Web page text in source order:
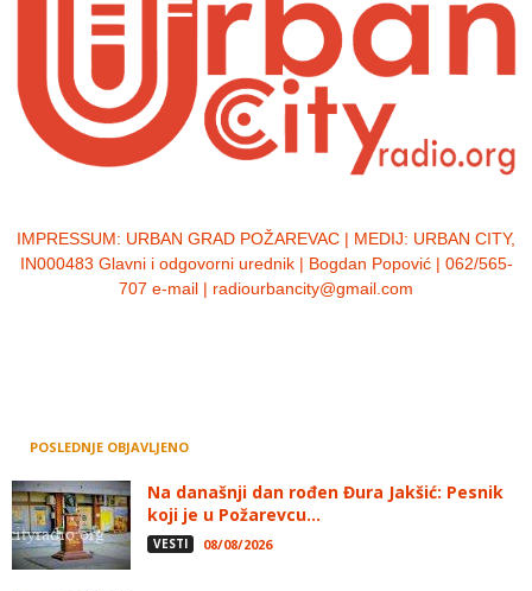
IMPRESSUM: URBAN GRAD POŽAREVAC | MEDIJ: URBAN CITY,
IN000483 Glavni i odgovorni urednik | Bogdan Popović | 062/565-
707 e-mail | radiourbancity@gmail.com
POSLEDNJE OBJAVLJENO
Na današnji dan rođen Đura Jakšić: Pesnik
koji je u Požarevcu...
VESTI 08/08/2026